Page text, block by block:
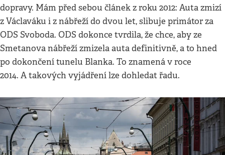
dopravy. Mám před sebou článek z roku 2012: Auta zmizí
z Václaváku i z nábřeží do dvou let, slibuje primátor za
ODS Svoboda. ODS dokonce tvrdila, že chce, aby ze
Smetanova nábřeží zmizela auta definitivně, a to hned
po dokončení tunelu Blanka. To znamená v roce
2014. A takových vyjádření lze dohledat řadu.